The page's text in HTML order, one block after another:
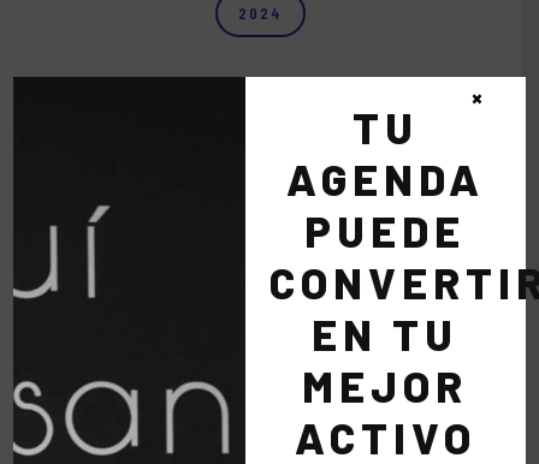
2024
TU
AGENDA
PUEDE
EN TU
MEJOR
ACTIVO
×